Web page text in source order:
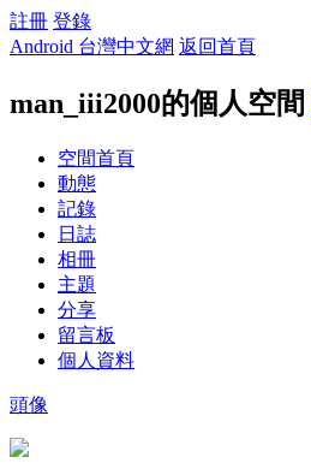
註冊 登錄
Android 台灣中文網 返回首頁
man_iii2000的個人空間
空間首頁
動態
記錄
日誌
相冊
主題
分享
留言板
個人資料
頭像